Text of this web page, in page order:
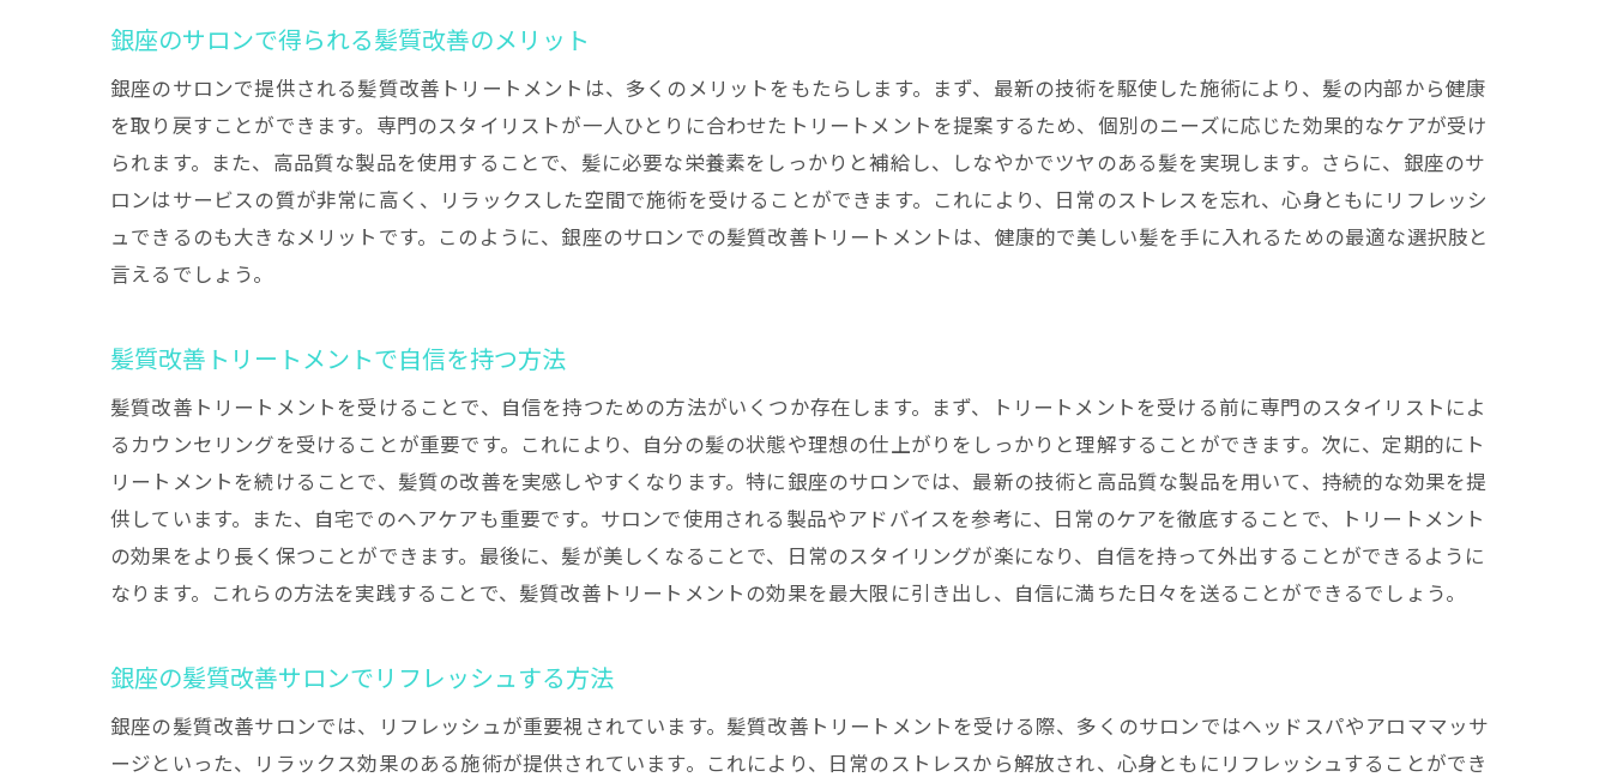
髪質改善トリートメントの長期的な効果
銀座のサロンでの髪質改善体験談
髪質改善トリートメントの効果を感じる瞬間
銀座で髪質改善トリートメントを受ける利点
銀座で人気の髪質改善サロンを徹底解説
髪質改善サロンの最新トレンド
銀座で評判の高い髪質改善サロン
髪質改善サロンの選び方ガイド
髪質改善トリートメント前の準備
髪質改善効果を持続させるためのコツ
髪質改善トリートメントの効果を高める製品
銀座のサロンで得られる髪質改善のメリット
銀座のサロンで提供される髪質改善トリートメントは、多くのメリットをもたらします。まず、最新の技術を駆使した施術により、髪の内部から健康
を取り戻すことができます。専門のスタイリストが一人ひとりに合わせたトリートメントを提案するため、個別のニーズに応じた効果的なケアが受け
られます。また、高品質な製品を使用することで、髪に必要な栄養素をしっかりと補給し、しなやかでツヤのある髪を実現します。さらに、銀座のサ
ロンはサービスの質が非常に高く、リラックスした空間で施術を受けることができます。これにより、日常のストレスを忘れ、心身ともにリフレッシ
ュできるのも大きなメリットです。このように、銀座のサロンでの髪質改善トリートメントは、健康的で美しい髪を手に入れるための最適な選択肢と
言えるでしょう。
髪質改善トリートメントで自信を持つ方法
髪質改善トリートメントを受けることで、自信を持つための方法がいくつか存在します。まず、トリートメントを受ける前に専門のスタイリストによ
るカウンセリングを受けることが重要です。これにより、自分の髪の状態や理想の仕上がりをしっかりと理解することができます。次に、定期的にト
リートメントを続けることで、髪質の改善を実感しやすくなります。特に銀座のサロンでは、最新の技術と高品質な製品を用いて、持続的な効果を提
供しています。また、自宅でのヘアケアも重要です。サロンで使用される製品やアドバイスを参考に、日常のケアを徹底することで、トリートメント
の効果をより長く保つことができます。最後に、髪が美しくなることで、日常のスタイリングが楽になり、自信を持って外出することができるように
なります。これらの方法を実践することで、髪質改善トリートメントの効果を最大限に引き出し、自信に満ちた日々を送ることができるでしょう。
銀座の髪質改善サロンでリフレッシュする方法
銀座の髪質改善サロンでは、リフレッシュが重要視されています。髪質改善トリートメントを受ける際、多くのサロンではヘッドスパやアロママッサ
ージといった、リラックス効果のある施術が提供されています。これにより、日常のストレスから解放され、心身ともにリフレッシュすることができ